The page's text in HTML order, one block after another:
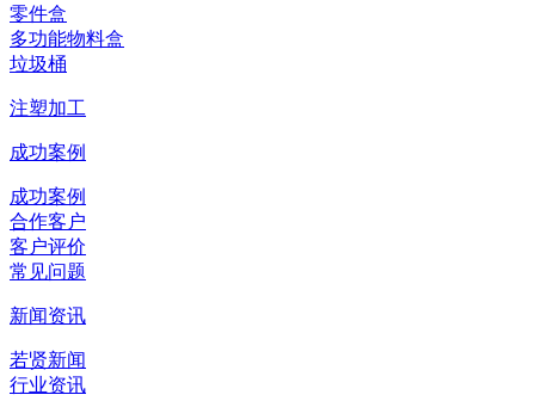
零件盒
多功能物料盒
垃圾桶
注塑加工
成功案例
成功案例
合作客户
客户评价
常见问题
新闻资讯
若贤新闻
行业资讯